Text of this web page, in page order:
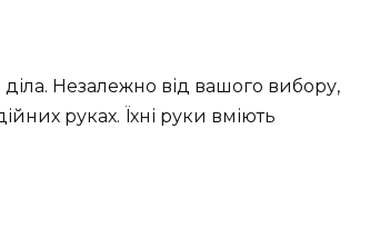
Незалежно від вашого вибору,
руках. Їхні руки вміють